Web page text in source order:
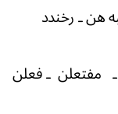
هن ـ رخندد
ـ فعلن